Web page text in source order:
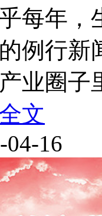
每年，
例行新
业圈子
文
04-16